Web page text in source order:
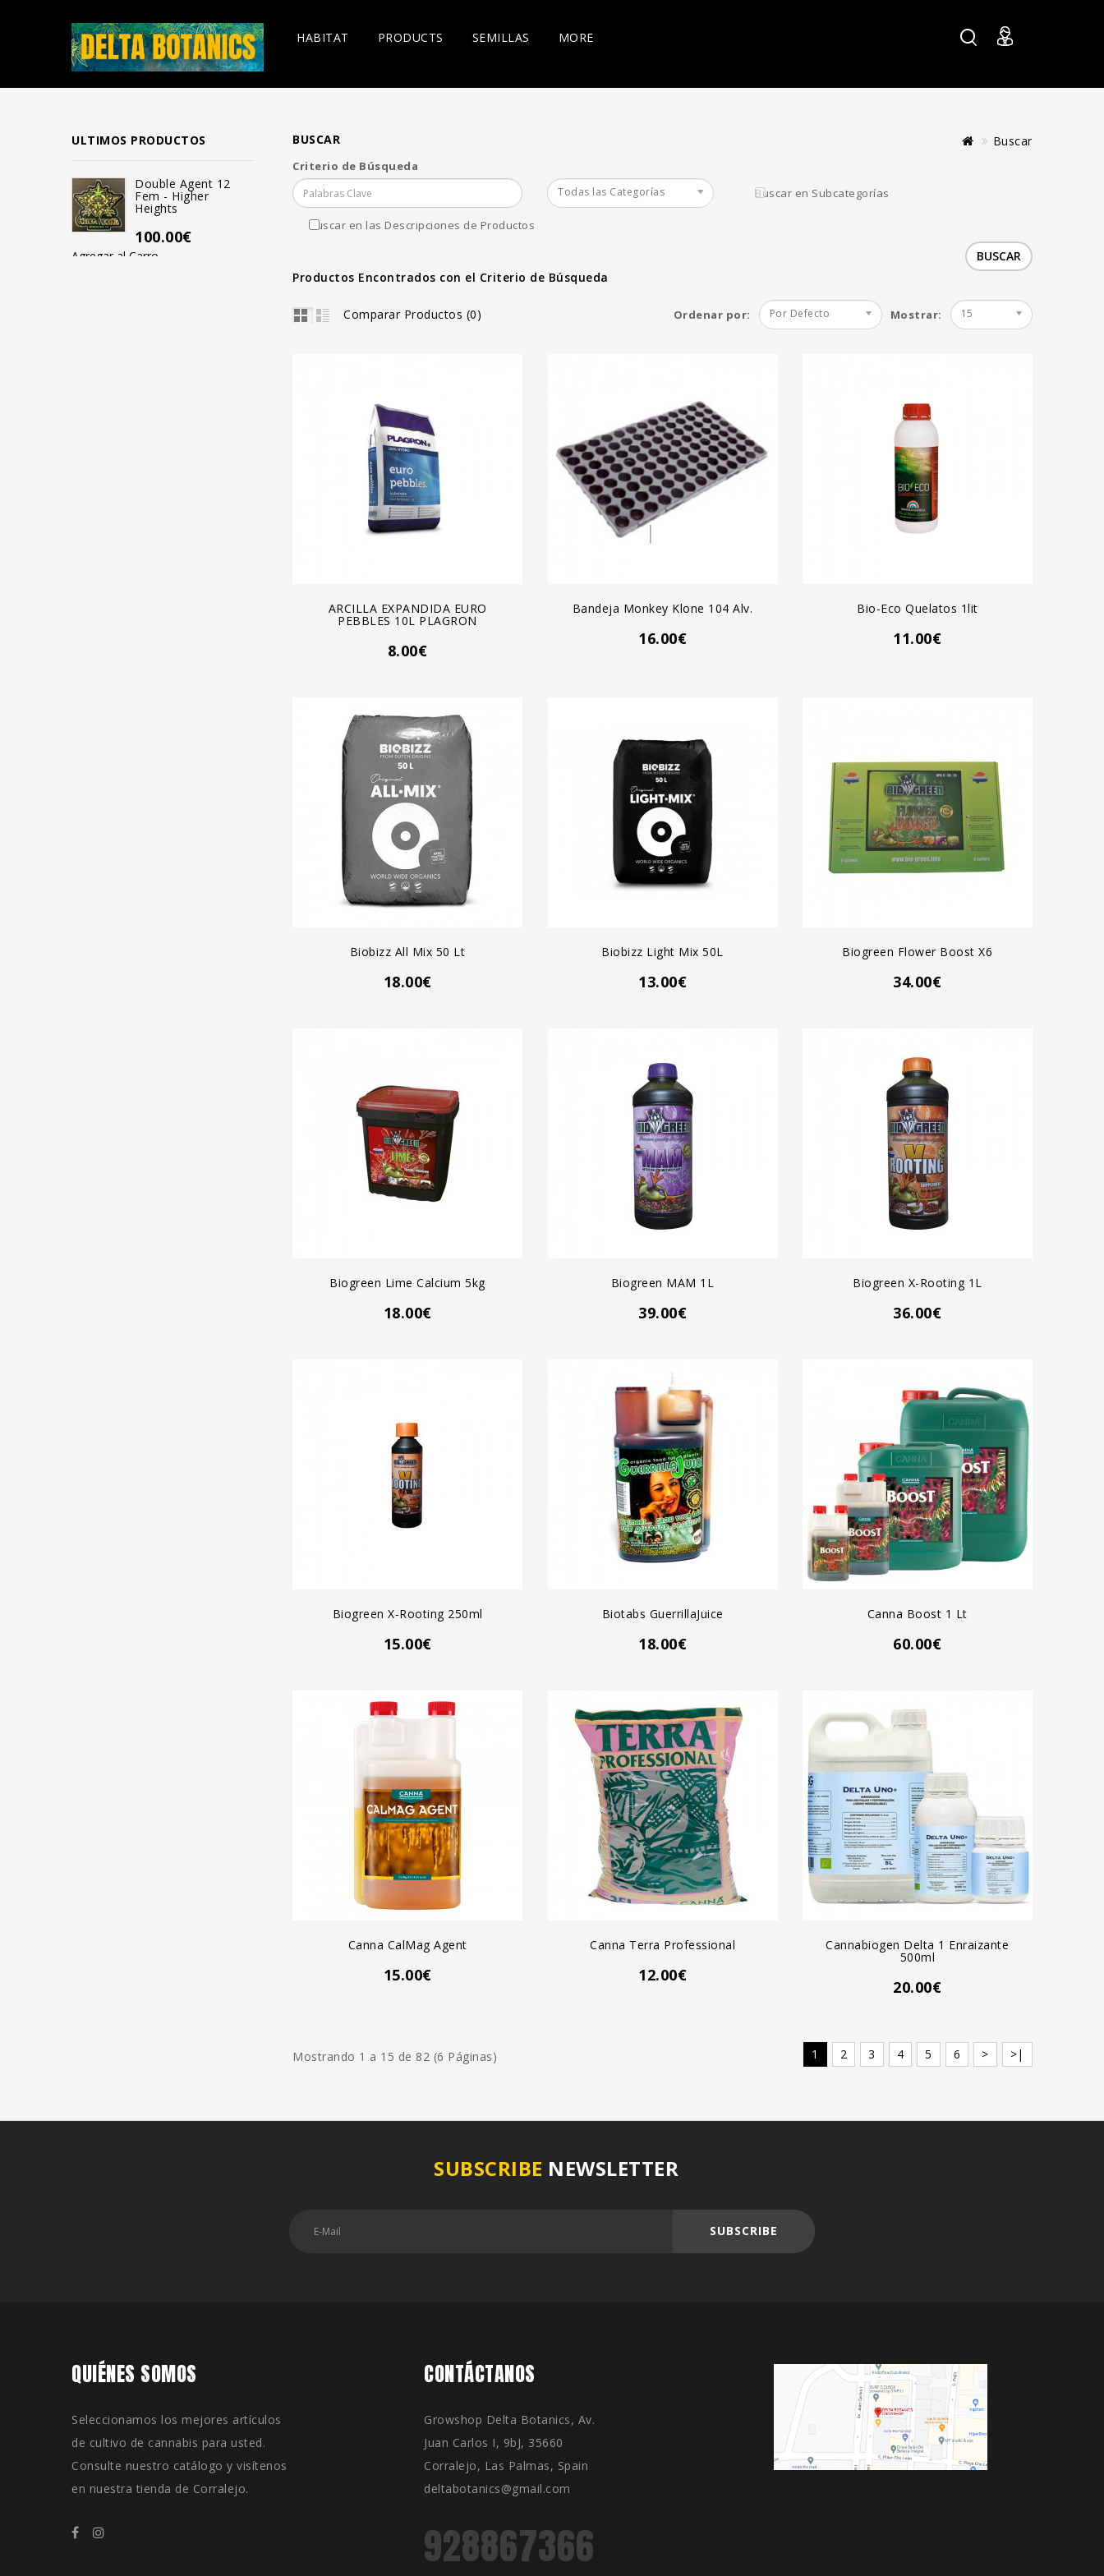
HABITAT PRODUCTS SEMILLAS MORE
ULTIMOS PRODUCTOS
Double Agent 12
Fem - Higher
Heights
100.00€
Agregar al Carro
Mendo Biscuits 12
Reg - Higher Heights
100.00€
Local Hero 12 Reg -
Higher Heights
100.00€
Fire House 12 Reg -
Higher Heights - Higher Heights
BUSCAR Buscar
Criterio de Búsqueda
Todas las Categorías Buscar en Subcategorías
Buscar en las Descripciones de Productos
Productos Encontrados con el Criterio de Búsqueda
Comparar Productos (0) Ordenar por: Por Defecto Mostrar: 15
ARCILLA EXPANDIDA EURO
PEBBLES 10L PLAGRON
8.00€
Bandeja Monkey Klone 104 Alv.
16.00€
Bio-Eco Quelatos 1lit
11.00€
Biobizz All Mix 50 Lt
18.00€
Biobizz Light Mix 50L
13.00€
Biogreen Flower Boost X6
34.00€
Biogreen Lime Calcium 5kg
18.00€
Biogreen MAM 1L
39.00€
Biogreen X-Rooting 1L
36.00€
Biogreen X-Rooting 250ml
15.00€
Biotabs GuerrillaJuice
18.00€
Canna Boost 1 Lt
60.00€
Canna CalMag Agent
15.00€
Canna Terra Professional
12.00€
Cannabiogen Delta 1 Enraizante
500ml
20.00€
1 2 3 4 5 6 > >|
Mostrando 1 a 15 de 82 (6 Páginas)
SUBSCRIBE NEWSLETTER
SUBSCRIBE
QUIÉNES SOMOS
Seleccionamos los mejores artículos
de cultivo de cannabis para usted.
Consulte nuestro catálogo y visítenos
en nuestra tienda de Corralejo.
CONTÁCTANOS
Growshop Delta Botanics, Av.
Juan Carlos I, 9bJ, 35660
Corralejo, Las Palmas, Spain
deltabotanics@gmail.com
928867366